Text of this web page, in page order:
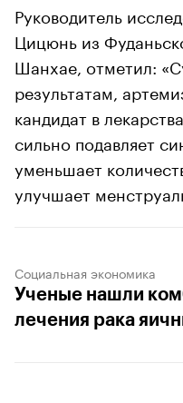
Руководитель
Цицюнь из
Шанхае, отметил:
результатам,
кандидат в
сильно подавляет
уменьшает
улучшает
Социальная экономика
Ученые нашли
лечения рака